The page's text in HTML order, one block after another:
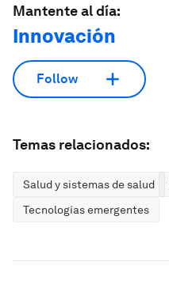
Mantente al día:
Innovación
Follow
Temas relacionados:
Salud y sistemas de salud
Tecnologías emergentes